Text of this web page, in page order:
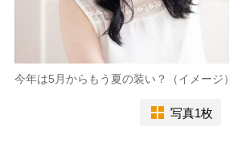
今年は5月からもう夏の装い？（イメージ）
写真1枚